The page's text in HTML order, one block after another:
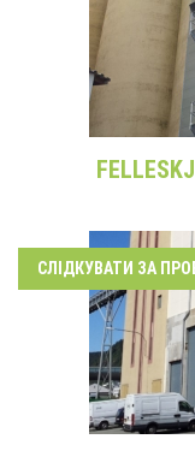
СЛІДКУВАТИ ЗА